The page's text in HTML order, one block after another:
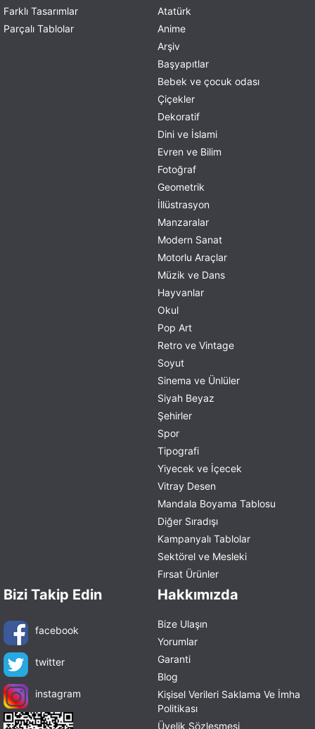
Farklı Tasarımlar
Parçalı Tablolar
Atatürk
Anime
Arşiv
Başyapıtlar
Bebek ve çocuk odası
Çiçekler
Dekoratif
Dini ve İslami
Evren ve Bilim
Fotoğraf
Geometrik
İllüstrasyon
Manzaralar
Modern Sanat
Motorlu Araçlar
Müzik ve Dans
Hayvanlar
Okul
Pop Art
Retro ve Vintage
Soyut
Sinema ve Ünlüler
Siyah Beyaz
Şehirler
Spor
Tipografi
Yiyecek ve İçecek
Vitray Desen
Mandala Boyama Tablosu
Diğer Sıradışı
Kampanyalı Tablolar
Sektörel ve Mesleki
Fırsat Ürünler
Bizi Takip Edin
facebook
twitter
instagram
Hakkımızda
Bize Ulaşın
Yorumlar
Garanti
Blog
Kişisel Verileri Saklama Ve İmha
Politikası
Üyelik Sözleşmesi